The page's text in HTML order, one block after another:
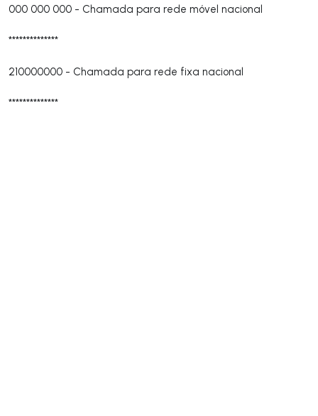
000 000 000 - Chamada para rede móvel nacional
**************
210000000 - Chamada para rede fixa nacional
**************